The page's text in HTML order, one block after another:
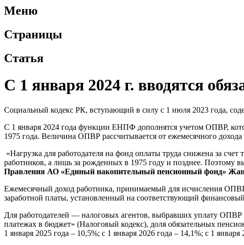
Меню
Страницы
Статья
С 1 января 2024 г. вводятся
Социальный кодекс РК, вступающий в силу с 1 июля 2023 года,
С 1 января 2024 года функции ЕНПФ дополнятся учетом ОПВР,
1975 года. Величина ОПВР рассчитывается от ежемесячного
«Нагрузка для работодателя на фонд оплаты труда снижена за
работников, а лишь за рожденных в 1975 году и позднее. Поэтому
Правления АО «Единый накопительный пенсионный фонд»
Ежемесячный доход работника, принимаемый для исчисления
заработной платы, установленный на соответствующий
Для работодателей — налоговых агентов, выбравших уплату ОПВР
платежах в бюджет» (Налоговый кодекс), доля обязательных
1 января 2025 года – 10,5%; с 1 января 2026 года – 14,1%; с 1